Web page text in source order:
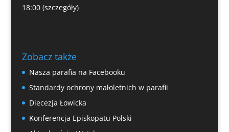
18:00 (szczegóły)
Zobacz także
Nasza parafia na Facebooku
Standardy ochrony małoletnich w parafii
Diecezja Łowicka
Konferencja Episkopatu Polski